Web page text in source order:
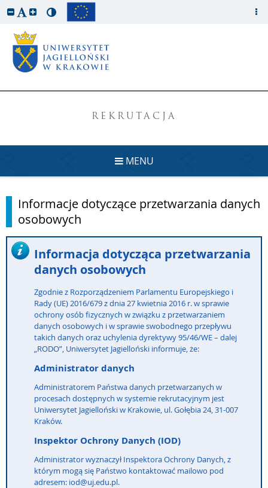
REKRUTACJA
MENU
Informacje dotyczące przetwarzania danych
osobowych
Informacja dotycząca przetwarzania
danych osobowych
Zgodnie z Rozporządzeniem Parlamentu Europejskiego i
Rady (UE) 2016/679 z dnia 27 kwietnia 2016 r. w sprawie
ochrony osób fizycznych w związku z przetwarzaniem
danych osobowych i w sprawie swobodnego przepływu
takich danych oraz uchylenia dyrektywy 95/46/WE – dalej
„RODO”, Uniwersytet Jagielloński informuje, że:
Administrator danych
Administratorem Państwa danych przetwarzanych w
procesach dostępnych w systemie rekrutacyjnym jest
Uniwersytet Jagielloński w Krakowie, ul. Gołębia 24, 31-007
Kraków.
Inspektor Ochrony Danych (IOD)
Administrator wyznaczył Inspektora Ochrony Danych, z
którym mogą się Państwo kontaktować mailowo pod
adresem: iod@uj.edu.pl.